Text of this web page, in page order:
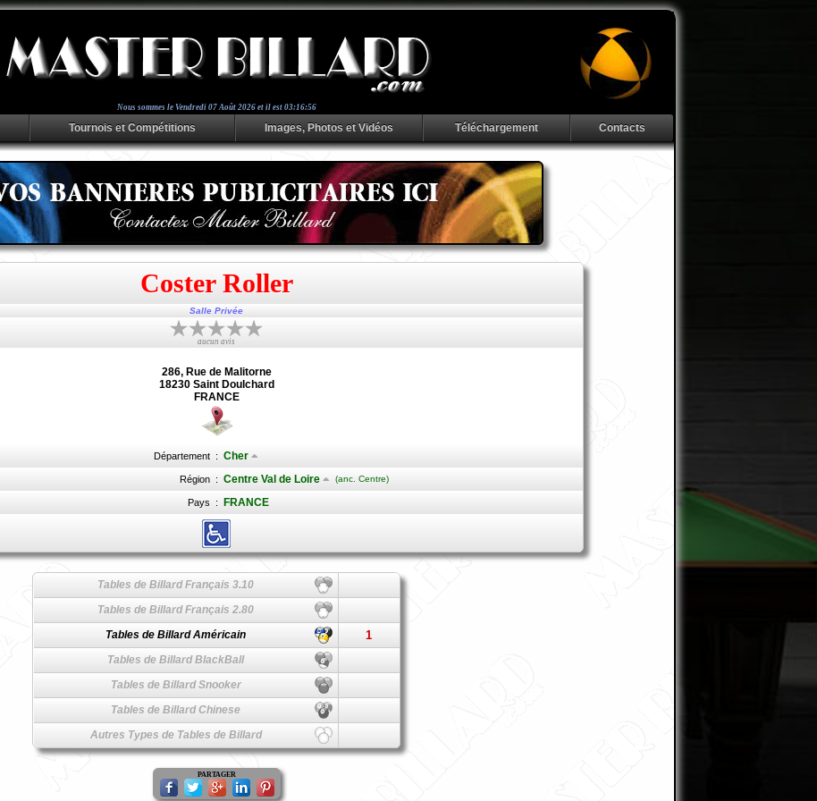
Nous sommes le Vendredi 07 Août 2026 et il est 03:16:56
Tournois et Compétitions Images, Photos et Vidéos Téléchargement Contacts
Coster Roller
Salle Privée
aucun avis
286, Rue de Malitorne
18230 Saint Doulchard
FRANCE
Département : Cher
Région : Centre Val de Loire (anc. Centre)
Pays : FRANCE
Tables de Billard Français 3.10
Tables de Billard Français 2.80
Tables de Billard Américain
1
Tables de Billard BlackBall
Tables de Billard Snooker
Tables de Billard Chinese
Autres Types de Tables de Billard
PARTAGER